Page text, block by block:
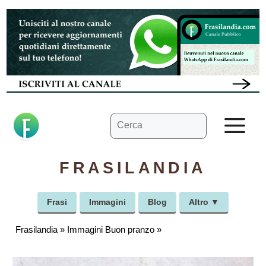
Vai
contenuto
Ricerca
per:
FRASILANDIA
Frasi Immagini Blog Altro ▼
Frasilandia » Immagini Buon pranzo »